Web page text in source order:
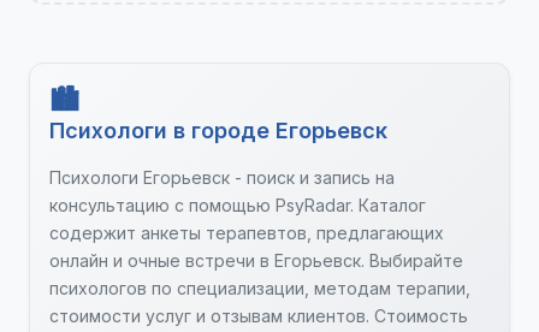
Психологи в городе Егорьевск
Психологи Егорьевск - поиск и запись на
консультацию с помощью PsyRadar. Каталог
содержит анкеты терапевтов, предлагающих
онлайн и очные встречи в Егорьевск. Выбирайте
психологов по специализации, методам терапии,
стоимости услуг и отзывам клиентов. Стоимость